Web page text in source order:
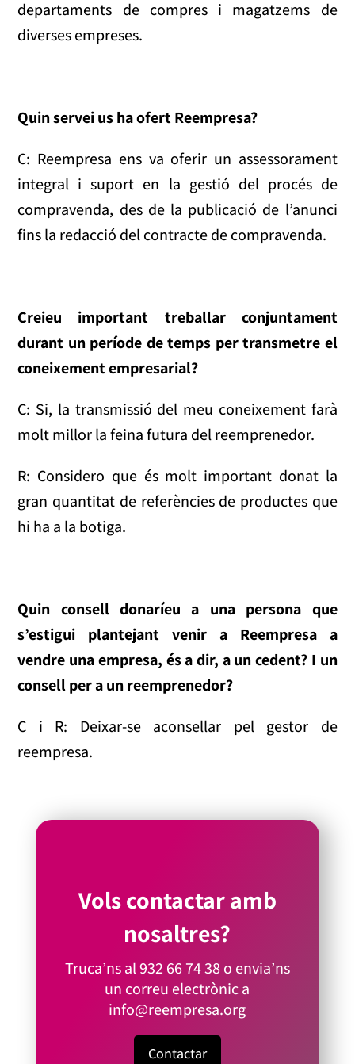
departaments de compres i magatzems de
diverses empreses.
Quin servei us ha ofert Reempresa?
C: Reempresa ens va oferir un assessorament
integral i suport en la gestió del procés de
compravenda, des de la publicació de l’anunci
fins la redacció del contracte de compravenda.
Creieu important treballar conjuntament
durant un període de temps per transmetre el
coneixement empresarial?
C: Si, la transmissió del meu coneixement farà
molt millor la feina futura del reemprenedor.
R: Considero que és molt important donat la
gran quantitat de referències de productes que
hi ha a la botiga.
Quin consell donaríeu a una persona que
s’estigui plantejant venir a Reempresa a
vendre una empresa, és a dir, a un cedent? I un
consell per a un reemprenedor?
C i R: Deixar-se aconsellar pel gestor de
reempresa.
Vols contactar amb
nosaltres?
Truca’ns al932 66 74 38o envia’ns
un correu electrònic a
info@reempresa.org
Contactar